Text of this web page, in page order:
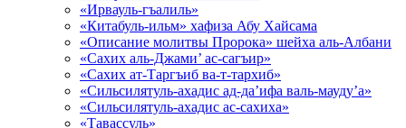
«Ирвауль-гъалиль»
«Китабуль-ильм» хафиза Абу Хайсама
«Описание молитвы Пророка» шейха аль-Албани
«Сахих аль-Джами’ ас-сагъир»
«Сахих ат-Таргъиб ва-т-тархиб»
«Сильсилятуль-ахадис ад-да’ифа валь-мауду’а»
«Сильсилятуль-ахадис ас-сахиха»
«Тавассуль»